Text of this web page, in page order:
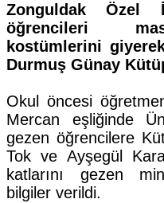
Zonguldak Özel
öğrencileri
kostümlerini
Durmuş Günay
Okul öncesi
Mercan eşliğinde
gezen öğrencilere
Tok ve Ayşegül
katlarını gezen
bilgiler verildi.